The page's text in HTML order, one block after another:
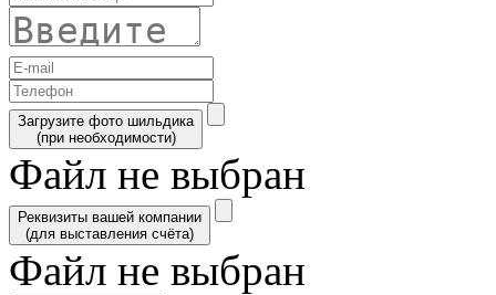
Загрузите фото шильдика
(при необходимости)
Файл не выбран
Реквизиты вашей компании
(для выставления счёта)
Файл не выбран